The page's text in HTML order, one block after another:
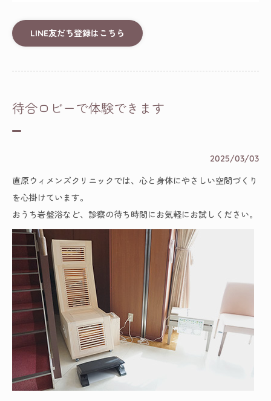
LINE友だち登録はこちら
待合ロビーで体験できます
2025/03/03
直原ウィメンズクリニックでは、心と身体にやさしい空間づくり
を心掛けています。
おうち岩盤浴など、診察の待ち時間にお気軽にお試しください。